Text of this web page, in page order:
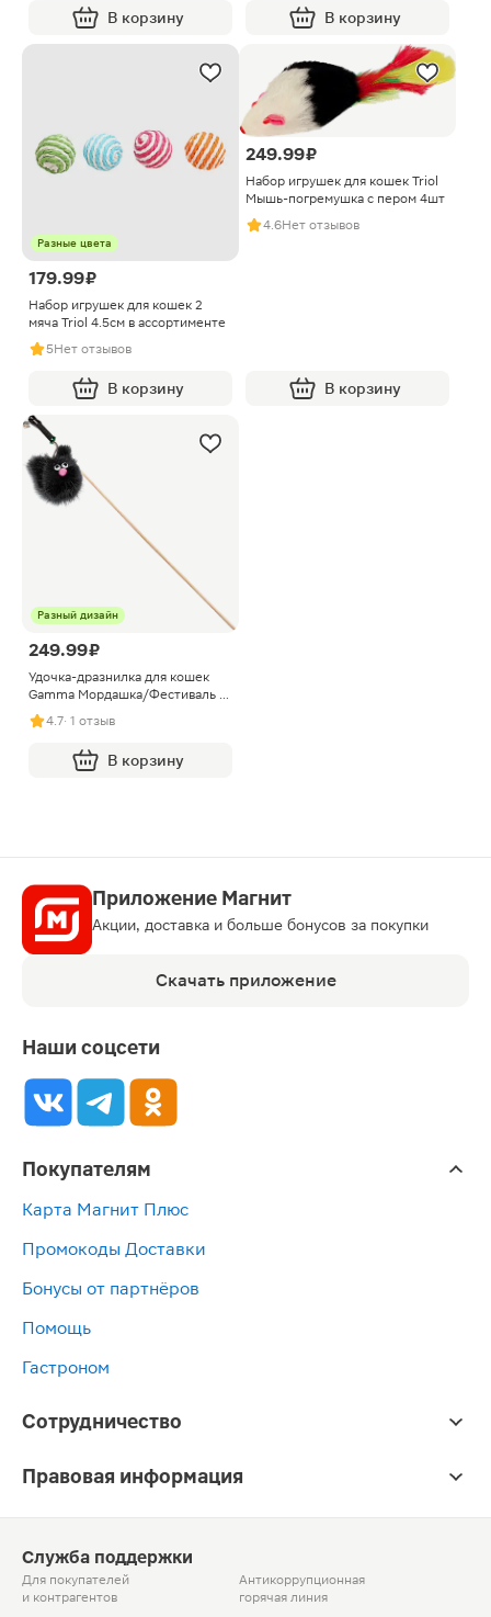
В корзину В корзину
Разные цвета
179.99 ₽
Набор игрушек для кошек 2
мяча Triol 4.5см в ассортименте
5Нет отзывов
В корзину
249.99 ₽
Набор игрушек для кошек Triol
Мышь-погремушка с пером 4шт
4.6Нет отзывов
В корзину
Разный дизайн
249.99 ₽
Удочка-дразнилка для кошек
Gamma Мордашка/Фестиваль в
ассортименте
4.7· 1 отзыв
В корзину
Приложение Магнит
Акции, доставка и больше бонусов за покупки
Скачать приложение
Наши соцсети
Покупателям
Карта Магнит Плюс
Промокоды Доставки
Бонусы от партнёров
Помощь
Гастроном
Сотрудничество
Правовая информация
Служба поддержки
Для покупателей
и контрагентов
Антикоррупционная
горячая линия